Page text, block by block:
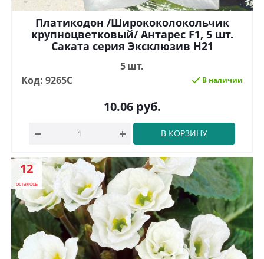
Платикодон /Ширококолокольчик
крупноцветковый/ Антарес F1, 5 шт.
Саката серия Эксклюзив Н21
5 шт.
Код: 9265С
В наличии
10.06руб.
В КОРЗИНУ
12
осталось